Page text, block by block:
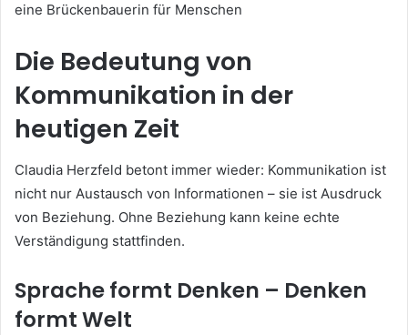
eine Brückenbauerin für Menschen
Die Bedeutung von
Kommunikation in der
heutigen Zeit
Claudia Herzfeld betont immer wieder: Kommunikation ist
nicht nur Austausch von Informationen – sie ist Ausdruck
von Beziehung. Ohne Beziehung kann keine echte
Verständigung stattfinden.
Sprache formt Denken – Denken
formt Welt